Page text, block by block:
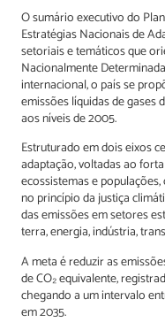
O sumário executivo do
Estratégias Nacionais de
setoriais e temáticos que
Nacionalmente
internacional, o país se
emissões líquidas de gases
aos níveis de 2005.
Estruturado em dois eixos
adaptação, voltadas ao
ecossistemas e
no princípio da justiça
das emissões em setores
terra, energia, indústria,
A meta é reduzir as
de CO₂ equivalente,
chegando a um intervalo
em 2035.